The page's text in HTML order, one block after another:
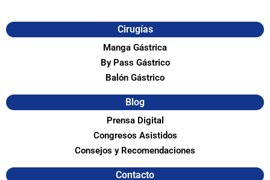
Cirugías
Manga Gástrica
By Pass Gástrico
Balón Gástrico
Blog
Prensa Digital
Congresos Asistidos
Consejos y Recomendaciones
Contacto